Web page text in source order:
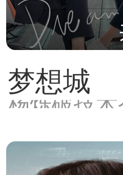
梦想城
杨烁破技